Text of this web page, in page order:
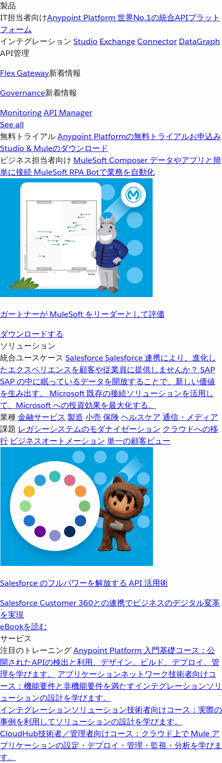
製品
IT担当者向けAnypoint Platform 世界No.1の統合APIプラット
フォーム
インテグレーション Studio ExchangeConnector DataGraph
API管理
Flex Gateway新着情報
Governance新着情報
MonitoringAPI Manager
See all
無料トライアルAnypoint Platformの無料トライアルお申込み
Studio & Muleのダウンロード
ビジネス担当者向け MuleSoft Composer データやアプリと簡
単に接続 MuleSoft RPA Botで業務を自動化
ガートナーが MuleSoft をリーダーとして評価
ダウンロードする
ソリューション
統合ユースケース SalesforceSalesforce 連携により、進化し
たエクスペリエンスを顧客や従業員に提供しませんか？ SAP
SAP の中に眠っているデータを開放することで、新しい価値
を生み出す。
Microsoft 既存の接続ソリューションを活用し
て、Microsoft への投資効果を最大化する。
業種金融サービス 製造 小売 保険 ヘルスケア 通信・メディア
課題 レガシーシステムのモダナイゼーション クラウドへの移
行 ビジネスオートメーション 単一の顧客ビュー
Salesforce のフルパワーを解放する API 活用術
Salesforce Customer 360との連携でビジネスのデジタル変革
を実現
eBookを読む
サービス
注目のトレーニングAnypoint Platform 入門基礎コース：公
開されたAPIの検出と利用、デザイン、ビルド、デプロイ、管
理を学びます。
アプリケーションネットワーク技術者向けコ
ース：機能要件と非機能要件を満たすインテグレーションソリ
ューションの設計を学びます。
インテグレーションソリューション技術者向けコース：実際の
事例を利用してソリューションの設計を学びます。
CloudHub技術者／管理者向けコース：クラウド上で Mule ア
プリケーションの設定・デプロイ・管理・監視・分析を学びま
す。